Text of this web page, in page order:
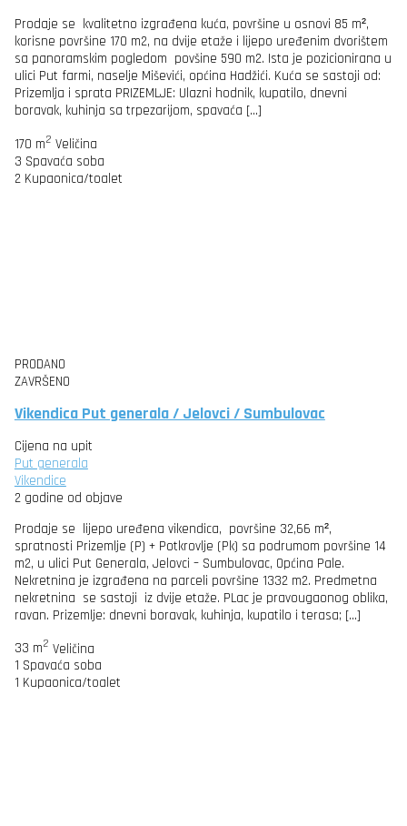
Prodaje se kvalitetno izgrađena kuća, površine u osnovi 85 m²,
korisne površine 170 m2, na dvije etaže i lijepo uređenim dvorištem
sa panoramskim pogledom povšine 590 m2. Ista je pozicionirana u
ulici Put farmi, naselje Miševići, općina Hadžići. Kuća se sastoji od:
Prizemlja i sprata PRIZEMLJE: Ulazni hodnik, kupatilo, dnevni
boravak, kuhinja sa trpezarijom, spavaća […]
170 m2 Veličina
3 Spavaća soba
2 Kupaonica/toalet
PRODANO
ZAVRŠENO
Vikendica Put generala / Jelovci / Sumbulovac
Cijena na upit
Put generala
Vikendice
2 godine od objave
Prodaje se lijepo uređena vikendica, površine 32,66 m²,
spratnosti Prizemlje (P) + Potkrovlje (Pk) sa podrumom površine 14
m2, u ulici Put Generala, Jelovci – Sumbulovac, Općina Pale.
Nekretnina je izgrađena na parceli površine 1332 m2. Predmetna
nekretnina se sastoji iz dvije etaže. PLac je pravougaonog oblika,
ravan. Prizemlje: dnevni boravak, kuhinja, kupatilo i terasa; […]
33 m2 Veličina
1 Spavaća soba
1 Kupaonica/toalet